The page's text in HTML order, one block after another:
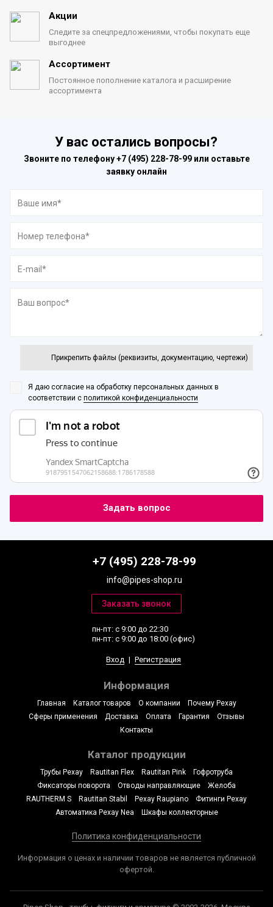
Акции
Следите за спецпредложениями, чтобы покупать еще
выгоднее
Ассортимент
Постоянное пополнение каталога и расширение
ассортимента
У вас остались вопросы?
Звоните по телефону+7 (495) 228-78-99или оставьте
заявку онлайн
Прикрепить файлы (реквизиты, документацию, чертежи)
Я даю согласие на обработку персональных данных в
соответствии с политикой конфиденциальности
+7 (495) 228-78-99
info@pipes-shop.ru
пн-пт: с 9:00 до 22:30
пн-пт: с 9:00 до 18:00 (офис)
Вход | Регистрация
Информация
Главная Каталог товаров О компании
Почему Рехау
Сферы применения
Доставка Оплата Гарантия
Отзывы
Контакты
Каталог продукции
Трубы Рехау Rautitan Flex Rautitan Pink
Гофротруба
Фиксаторы поворота
Отводы направляющие
Желоба
RAUTHERM S
Rautitan Stabil Рехау Raupiano
Фитинги Рехау
Автоматика Рехау Nea
Шкафы коллекторные
Политика конфиденциальности
Информация о ценах и наличии товаров не является публичной
офертой.